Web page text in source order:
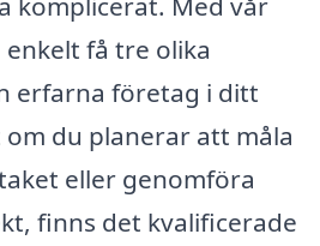
få tre olika
erfarna företag i ditt
du planerar att måla
eller genomföra
finns det kvalificerade